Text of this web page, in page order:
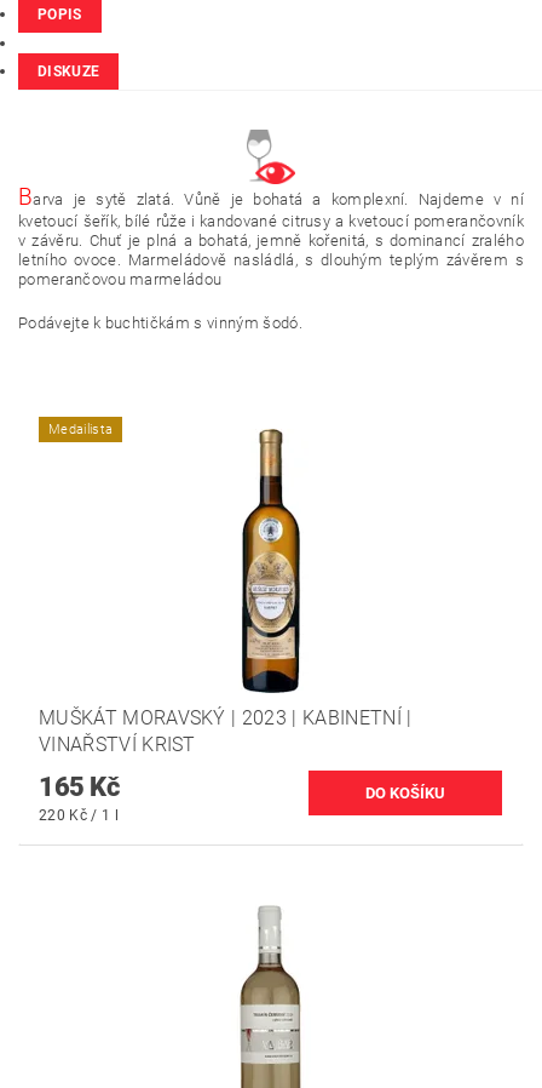
POPIS
DISKUZE
Barva je sytě zlatá. Vůně je bohatá a komplexní. Najdeme v ní
kvetoucí šeřík, bílé růže i kandované citrusy a kvetoucí pomerančovník
v závěru. Chuť je plná a bohatá, jemně kořenitá, s dominancí zralého
letního ovoce. Marmeládově nasládlá, s dlouhým teplým závěrem s
pomerančovou marmeládou
Podávejte k buchtičkám s vinným šodó.
Medailista
MUŠKÁT MORAVSKÝ | 2023 | KABINETNÍ |
VINAŘSTVÍ KRIST
165 Kč
220 Kč / 1 l